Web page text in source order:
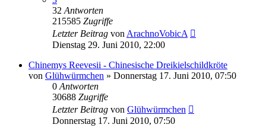
32 Antworten
215585 Zugriffe
Letzter Beitrag von ArachnoVobicA
Dienstag 29. Juni 2010, 22:00
Chinemys Reevesii - Chinesische Dreikielschildkröte
von Glühwürmchen » Donnerstag 17. Juni 2010, 07:50
0 Antworten
30688 Zugriffe
Letzter Beitrag von Glühwürmchen
Donnerstag 17. Juni 2010, 07:50